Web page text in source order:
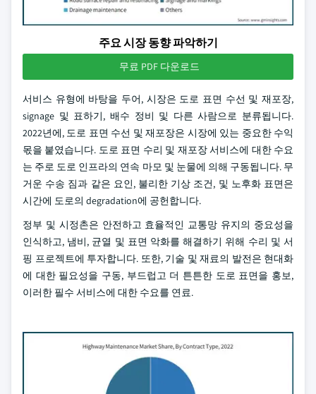
주요 시장 동향 파악하기
무료 PDF 다운로드
서비스 유형에 바탕을 두어, 시장은 도로 표면 수선 및 재포장,
signage 및 표하기, 배수 정비 및 다른 사람으로 분류됩니다.
2022년에, 도로 표면 수선 및 재포장은 시장에 있는 중요한 수익
몫을 붙였습니다. 도로 표면 수리 및 재포장 서비스에 대한 수요
는 주로 도로 인프라의 연속 마모 및 눈물에 의해 구동됩니다. 무
거운 수송 짐과 같은 요인, 불리한 기상 조건, 및 노후화 표면은
시간에 도로의 degradation에 공헌합니다.
정부 및 시정촌은 안전하고 효율적인 교통망 유지의 중요성을
인식하고, 냄비, 균열 및 표면 악화를 해결하기 위해 수리 및 서
핑 프로젝트에 투자합니다. 또한, 기술 및 재료의 발전은 현대화
에 대한 필요성을 구동, 부드럽고 더 튼튼한 도로 표면을 홍보,
이러한 필수 서비스에 대한 수요를 연료.